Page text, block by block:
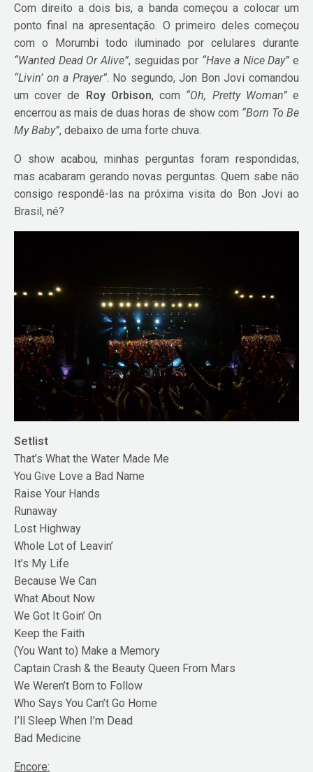
Com direito a dois bis, a banda começou a colocar um
ponto final na apresentação. O primeiro deles começou
com o Morumbi todo iluminado por celulares durante
“Wanted Dead Or Alive”, seguidas por “Have a Nice Day” e
“Livin’ on a Prayer”. No segundo, Jon Bon Jovi comandou
um cover de Roy Orbison, com “Oh, Pretty Woman”e
encerrou as mais de duas horas de show com “Born To Be
My Baby”, debaixo de uma forte chuva.
O show acabou, minhas perguntas foram respondidas,
mas acabaram gerando novas perguntas. Quem sabe não
consigo respondê-las na próxima visita do Bon Jovi ao
Brasil, né?
Setlist
That’s What the Water Made Me
You Give Love a Bad Name
Raise Your Hands
Runaway
Lost Highway
Whole Lot of Leavin’
It’s My Life
Because We Can
What About Now
We Got It Goin’ On
Keep the Faith
(You Want to) Make a Memory
Captain Crash & the Beauty Queen From Mars
We Weren’t Born to Follow
Who Says You Can’t Go Home
I’ll Sleep When I’m Dead
Bad Medicine
Encore: